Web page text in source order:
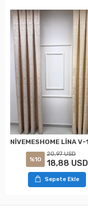
%10
20,97 USD
18,88 USD
Sepete Ekle